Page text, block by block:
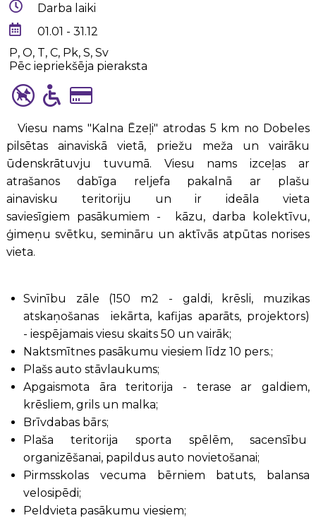
Darba laiki
01.01 - 31.12
P, O, T, C, Pk, S, Sv
Pēc iepriekšēja pieraksta
Viesu nams "Kalna Ēzeļi" atrodas 5 km no Dobeles
pilsētas ainaviskā vietā, priežu meža un vairāku
ūdenskrātuvju tuvumā. Viesu nams izceļas ar
atrašanos dabīga reljefa pakalnā ar plašu
ainavisku teritoriju un ir ideāla vieta
saviesīgiem pasākumiem - kāzu, darba kolektīvu,
ģimeņu svētku, semināru un aktīvās atpūtas norises
vieta.
Svinību zāle (150 m2 - galdi, krēsli, muzikas
atskaņošanas iekārta, kafijas aparāts, projektors)
- iespējamais viesu skaits 50 un vairāk;
Naktsmītnes pasākumu viesiem līdz 10 pers.;
Plašs auto stāvlaukums;
Apgaismota āra teritorija - terase ar galdiem,
krēsliem, grils un malka;
Brīvdabas bārs;
Plaša teritorija sporta spēlēm, sacensību
organizēšanai, papildus auto novietošanai;
Pirmsskolas vecuma bērniem batuts, balansa
velosipēdi;
Peldvieta pasākumu viesiem;